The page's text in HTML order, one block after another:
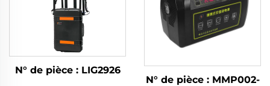
N° de pièce : LIG2926
N° de pièce : MMP002-